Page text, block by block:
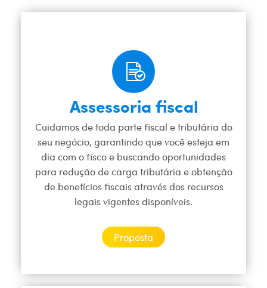
Assessoria fiscal
Cuidamos de toda parte fiscal e tributária do
seu negócio, garantindo que você esteja em
dia com o fisco e buscando oportunidades
para redução de carga tributária e obtenção
de benefícios fiscais através dos recursos
legais vigentes disponíveis.
Proposta